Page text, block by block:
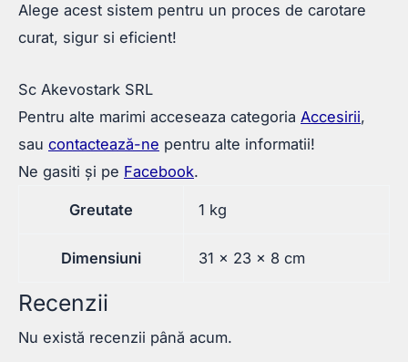
Alege acest sistem pentru un proces de carotare
curat, sigur si eficient!
Sc Akevostark SRL
Pentru alte marimi acceseaza categoria Accesirii,
sau contactează-ne pentru alte informatii!
Ne gasiti și pe Facebook.
Greutate 1 kg
Dimensiuni 31 × 23 × 8 cm
Recenzii
Nu există recenzii până acum.